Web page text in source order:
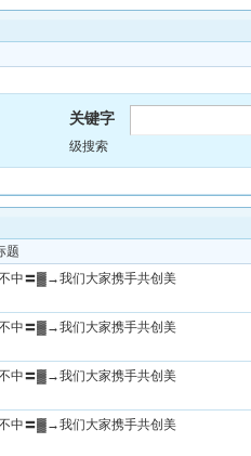
关键字
级搜索
题
中〓▓→我们大家携手共创美
中〓▓→我们大家携手共创美
中〓▓→我们大家携手共创美
中〓▓→我们大家携手共创美